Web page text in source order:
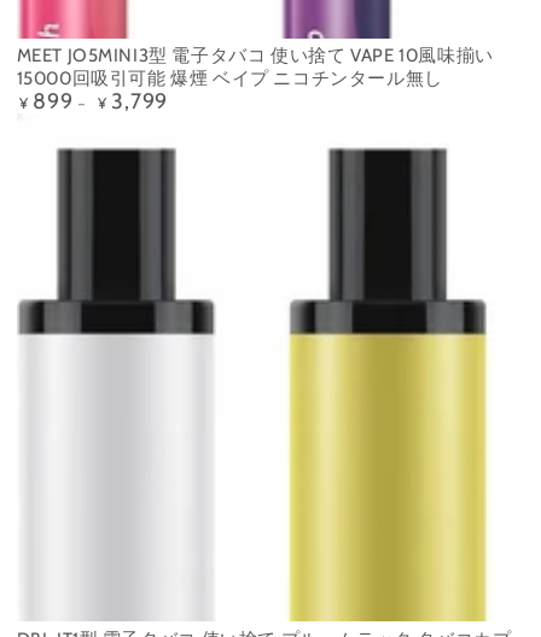
MEET JO5MINI3型 電子タバコ 使い捨て VAPE 10風味揃い
15000回吸引可能 爆煙 ベイプ ニコチンタール無し
定
¥ 899 ¥ 3,799